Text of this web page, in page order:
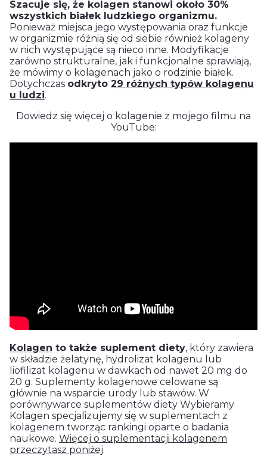
Szacuje się, że kolagen stanowi około 30%
wszystkich białek ludzkiego organizmu.
Ponieważ miejsca jego występowania oraz funkcje
w organizmie różnią się od siebie również kolageny
w nich występujące są nieco inne. Modyfikacje
zarówno strukturalne, jak i funkcjonalne sprawiają,
że mówimy o kolagenach jako o rodzinie białek.
Dotychczas odkryto 29 różnych typów kolagenu
u ludzi.
Dowiedz się więcej o kolagenie z mojego filmu na
YouTube:
Kolagen to także suplement diety, który zawiera
w składzie żelatynę, hydrolizat kolagenu lub
liofilizat kolagenu w dawkach od nawet 20 mg do
20 g. Suplementy kolagenowe celowane są
głównie na wsparcie urody lub stawów. W
porównywarce suplementów diety Wybieramy
Kolagen specjalizujemy się w suplementach z
kolagenem tworząc rankingi oparte o badania
naukowe. Więcej o suplementacji kolagenem
przeczytasz poniżej.